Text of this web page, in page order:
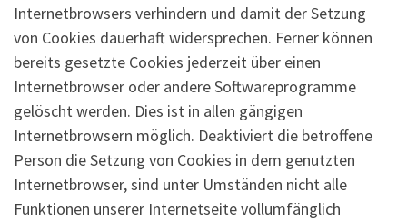
Internetbrowsers verhindern und damit der Setzung
von Cookies dauerhaft widersprechen. Ferner können
bereits gesetzte Cookies jederzeit über einen
Internetbrowser oder andere Softwareprogramme
gelöscht werden. Dies ist in allen gängigen
Internetbrowsern möglich. Deaktiviert die betroffene
Person die Setzung von Cookies in dem genutzten
Internetbrowser, sind unter Umständen nicht alle
Funktionen unserer Internetseite vollumfänglich